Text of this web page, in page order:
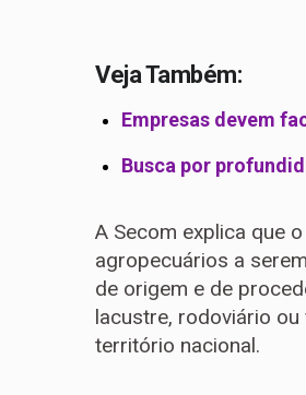
Veja Também:
Empresas devem
Busca por
A Secom explica que
agropecuários a
de origem e de
lacustre, rodoviário
território nacional.